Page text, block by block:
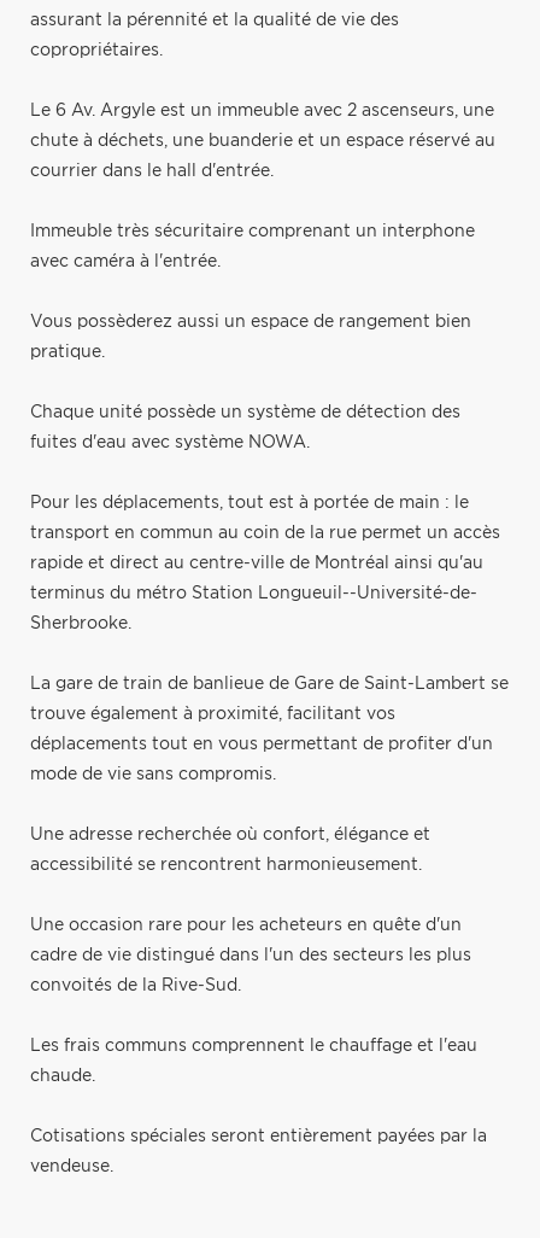
assurant la pérennité et la qualité de vie des
copropriétaires.
Le 6 Av. Argyle est un immeuble avec 2 ascenseurs, une
chute à déchets, une buanderie et un espace réservé au
courrier dans le hall d'entrée.
Immeuble très sécuritaire comprenant un interphone
avec caméra à l'entrée.
Vous possèderez aussi un espace de rangement bien
pratique.
Chaque unité possède un système de détection des
fuites d'eau avec système NOWA.
Pour les déplacements, tout est à portée de main : le
transport en commun au coin de la rue permet un accès
rapide et direct au centre-ville de Montréal ainsi qu'au
terminus du métro Station Longueuil--Université-de-
Sherbrooke.
La gare de train de banlieue de Gare de Saint-Lambert se
trouve également à proximité, facilitant vos
déplacements tout en vous permettant de profiter d'un
mode de vie sans compromis.
Une adresse recherchée où confort, élégance et
accessibilité se rencontrent harmonieusement.
Une occasion rare pour les acheteurs en quête d'un
cadre de vie distingué dans l'un des secteurs les plus
convoités de la Rive-Sud.
Les frais communs comprennent le chauffage et l'eau
chaude.
Cotisations spéciales seront entièrement payées par la
vendeuse.